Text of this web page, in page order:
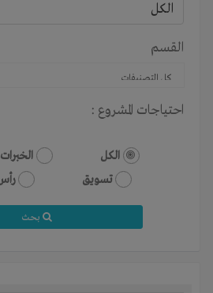
الكل
القسم
احتياجات المشروع :
الكل الخبرات
تسويق